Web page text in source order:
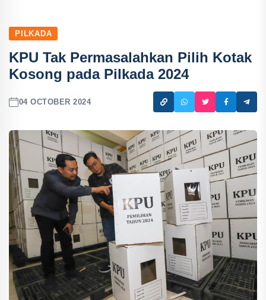
PILKADA
KPU Tak Permasalahkan Pilih Kotak
Kosong pada Pilkada 2024
04 OCTOBER 2024